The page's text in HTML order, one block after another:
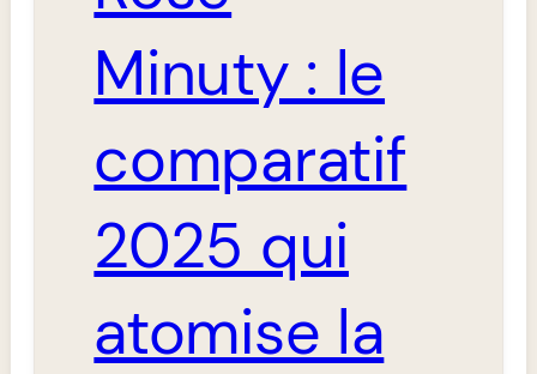
Minuty : le
comparatif
2025 qui
atomise la